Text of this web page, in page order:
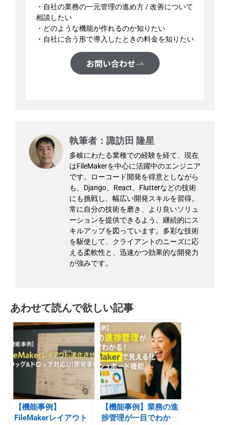
・自社の業務の一元管理の進め方 / 改善について
相談したい
・どのような機能が作れるのか知りたい
・自社に合う形で導入したときの料金を知りたい
お問い合わせ
執筆者：諏訪田 隆星
多岐にわたる業種での経験を経て、現在
はFileMakerを中心に活躍中のエンジニア
です。ローコード開発を得意としながら
も、Django、React、Flutterなどの技術
にも挑戦し、幅広い開発スキルを習得。
常に自分の技術を磨き、より良いソリュ
ーションを提供できるよう、継続的にス
キルアップを図っています。多彩な技術
を駆使して、クライアントのニーズに応
える柔軟性と、迅速かつ効果的な開発力
が強みです。
あわせて読んで欲しい記事
【機能事例】
FileMakerレイアウト
【機能事例】業務の進
捗管理が一目でわか